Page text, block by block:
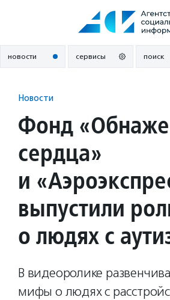
новости сервисы поиск
Новости
Фонд
сердца»
и
выпустили
о людях с
В видеоролике
мифы о людях с